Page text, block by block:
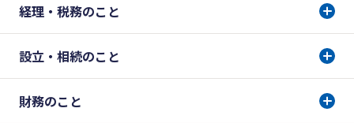
経理・税務のこと
設立・相続のこと
財務のこと